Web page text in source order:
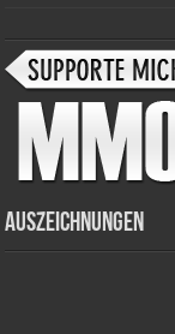
Auszeichnungen